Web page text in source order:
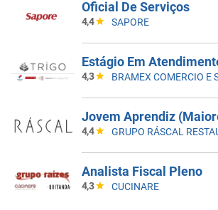
Oficial De Serviços
4,4 SAPORE
Estágio Em
4,3 BRAMEX COMERCIO E
4,4 GRUPO RÁSCAL
Analista Fiscal Pleno
4,3 CUCINARE